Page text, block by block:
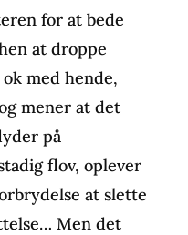
for at bede
at droppe
med hende,
mener at det
på
flov, oplever
at slette
Men det